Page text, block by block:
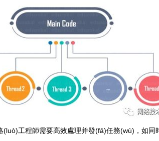
工程師需要高效處理并發(fā)任務(wù)，如